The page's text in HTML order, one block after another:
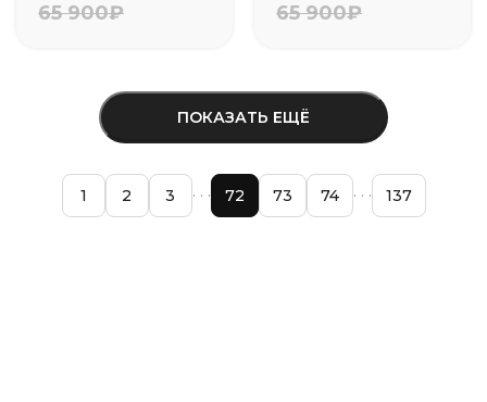
65 900₽ 65 900₽
ПОКАЗАТЬ ЕЩЁ
1 2 3 72 73 74 137